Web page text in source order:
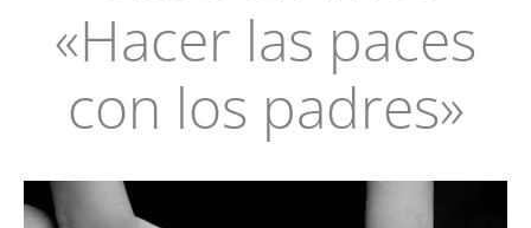
«Hacer las paces
con los padres»